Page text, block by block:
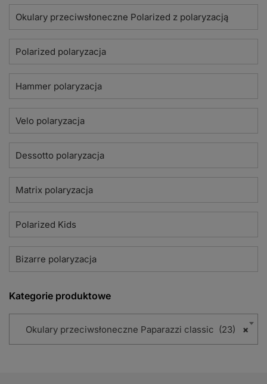
Okulary przeciwsłoneczne Polarized z polaryzacją
Polarized polaryzacja
Hammer polaryzacja
Velo polaryzacja
Dessotto polaryzacja
Matrix polaryzacja
Polarized Kids
Bizarre polaryzacja
Kategorie produktowe
×
Okulary przeciwsłoneczne Paparazzi classic (23)